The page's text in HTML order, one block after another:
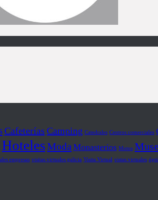
Cafeterías Camping Catedrales Centros comerciales
HotelesModa Monasterios Motos
empresas visitas virtuales galicia Visita Virtual vistas virtuales